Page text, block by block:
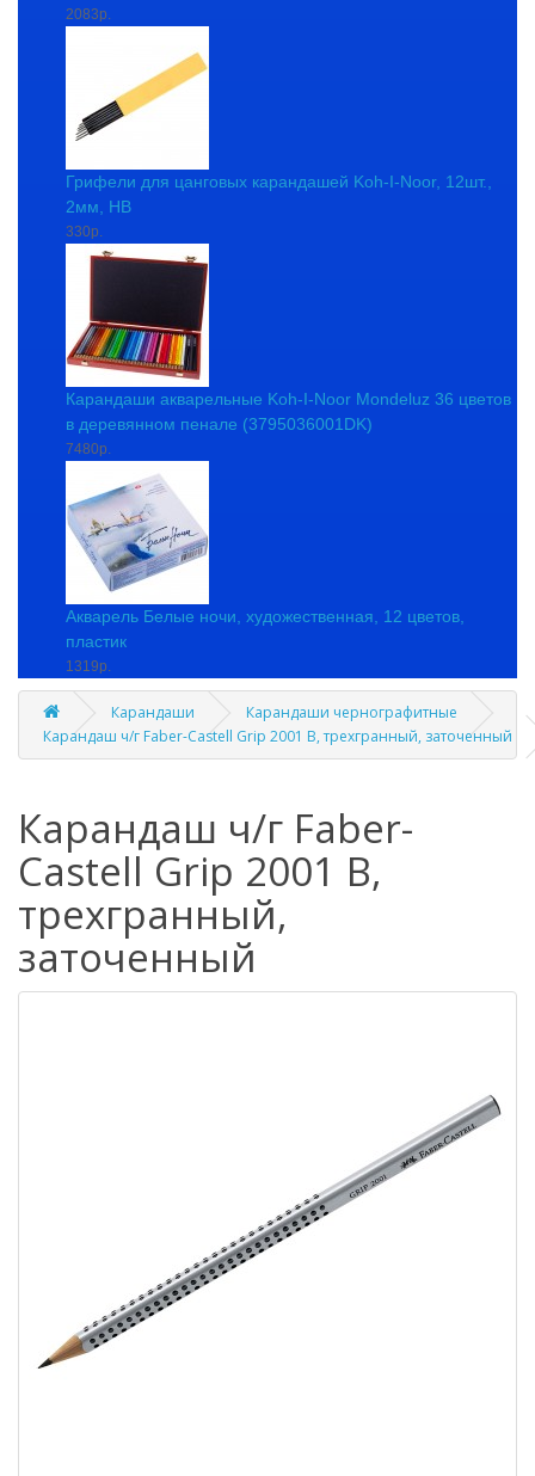
2083р.
Грифели для цанговых карандашей Koh-I-Noor, 12шт.,
2мм, HB
330р.
Карандаши акварельные Koh-I-Noor Mondeluz 36 цветов
в деревянном пенале (3795036001DK)
7480р.
Акварель Белые ночи, художественная, 12 цветов,
пластик
1319р.
Карандаши
Карандаши чернографитные
Карандаш ч/г Faber-Castell Grip 2001 B, трехгранный, заточенный
Карандаш ч/г Faber-
Castell Grip 2001 B,
трехгранный,
заточенный